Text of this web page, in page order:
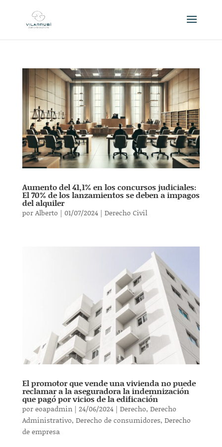
Aumento del 41,1% en los concursos judiciales:
El 70% de los lanzamientos se deben a impagos
del alquiler
porAlberto | 01/07/2024| Derecho Civil
El promotor que vende una vivienda no puede
reclamar a la aseguradora la indemnización
que pagó por vicios de la edificación
poreoapadmin| 24/06/2024| Derecho, Derecho
Administrativo, Derecho de consumidores, Derecho
de empresa